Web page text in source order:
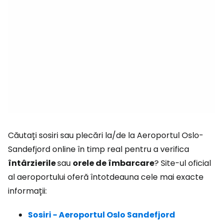
Căutați sosiri sau plecări la/de la Aeroportul Oslo-
Sandefjord online în timp real pentru a verifica
întârzierilesau orele de îmbarcare? Site-ul oficial
al aeroportului oferă întotdeauna cele mai exacte
informații:
Sosiri - Aeroportul Oslo Sandefjord